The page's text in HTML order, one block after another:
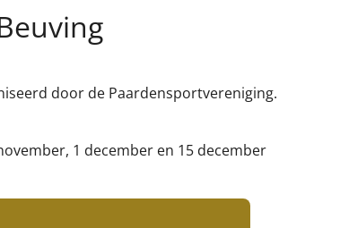
door de Paardensportvereniging.
1 december en 15 december